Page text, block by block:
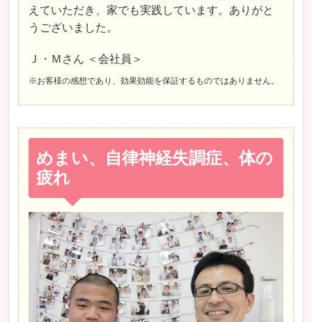
えていただき、家でも実践しています。ありがと
うございました。
Ｊ・Ｍさん ＜会社員＞
※お客様の感想であり、効果効能を保証するものではありません。
めまい、自律神経失調症、体の
疲れ